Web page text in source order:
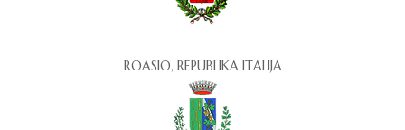
ROASIO, REPUBLIKA ITALIJA